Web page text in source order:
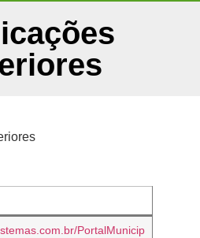
PortalMunicip